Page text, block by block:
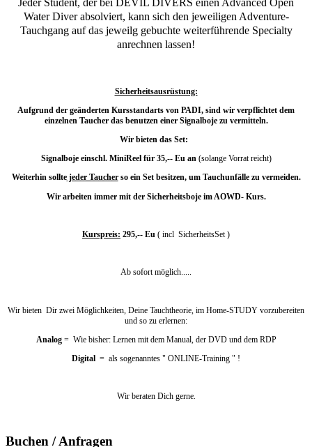
Water Diver absolviert, kann sich den jeweiligen Adventure-
Tauchgang auf das jeweilg gebuchte weiterführende Specialty
anrechnen lassen!
Sicherheitsausrüstung:
Aufgrund der geänderten Kursstandarts von PADI, sind wir verpflichtet dem
einzelnen Taucher das benutzen einer Signalboje zu vermitteln.
Wir bieten das Set:
Signalboje einschl. MiniReel für 35,-- Eu an (solange Vorrat reicht)
Weiterhin solltejeder Taucherso ein Set besitzen, um Tauchunfälle zu vermeiden.
Wir arbeiten immer mit der Sicherheitsboje im AOWD- Kurs.
Kurspreis: 295,-- Eu ( incl SicherheitsSet )
Ab sofort möglich.....
Wir bieten Dir zwei Möglichkeiten, Deine Tauchtheorie, im Home-STUDY vorzubereiten
und so zu erlernen:
Analog= Wie bisher: Lernen mit dem Manual, der DVD und dem RDP
Digital = als sogenanntes " ONLINE-Training " !
Wir beraten Dich gerne.
Buchen / Anfragen